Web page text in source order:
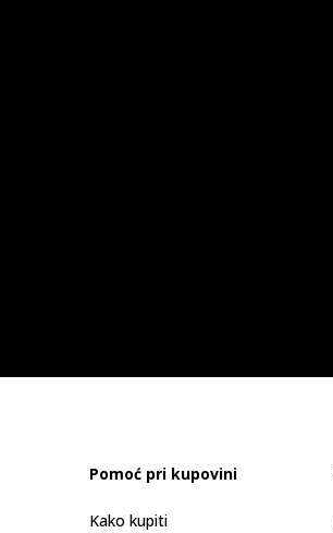
Pomoć pri kupovini
Kako kupiti